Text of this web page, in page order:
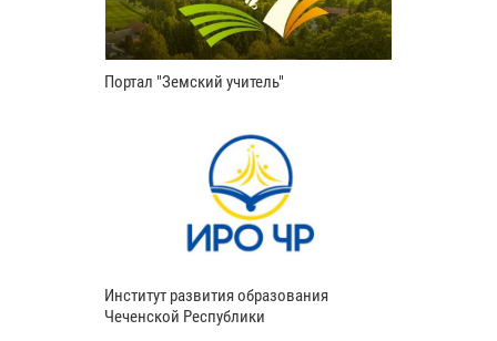
Портал "Земский учитель"
Институт развития образования
Чеченской Республики